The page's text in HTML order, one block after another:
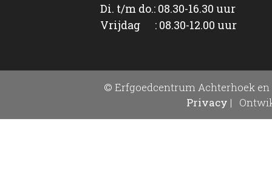
Di. t/m do.: 08.30-16.30 uur
Vrijdag : 08.30-12.00 uur
© Erfgoedcentrum Achterhoek en
Privacy |